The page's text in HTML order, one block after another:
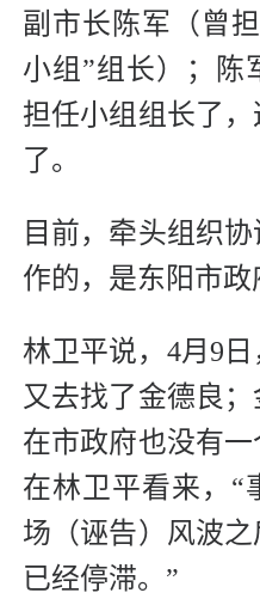
副市长陈军（曾
小组”组长）；陈
担任小组组长了
了。
目前，牵头组织
作的，是东阳市政
林卫平说，4月9
又去找了金德良
在市政府也没有一
在林卫平看来，“
场（诬告）风波
已经停滞。”